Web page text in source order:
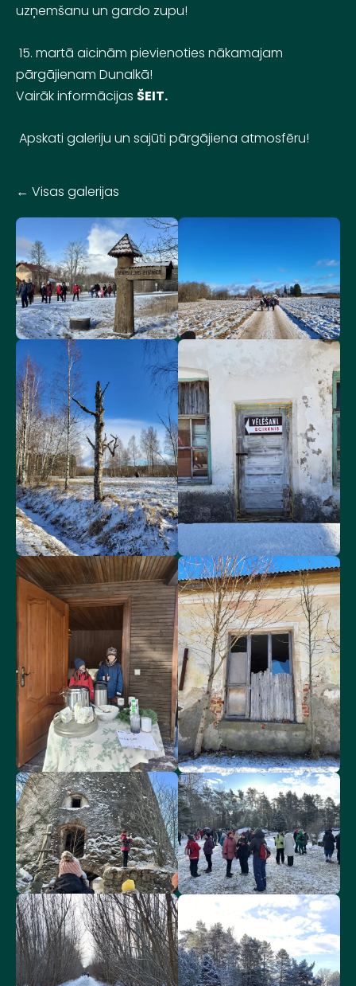
uzņemšanu un gardo zupu!
15. martā aicinām pievienoties nākamajam
pārgājienam Dunalkā!
Vairāk informācijas ŠEIT.
Apskati galeriju un sajūti pārgājiena atmosfēru!
Visas galerijas